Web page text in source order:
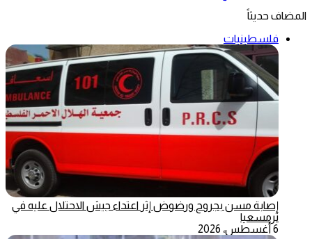
المضاف حديثاً
فلسطينيات
إصابة مسن بجروح ورضوض إثر اعتداء جيش الاحتلال عليه في
ترمسعيا
6 أغسطس، 2026